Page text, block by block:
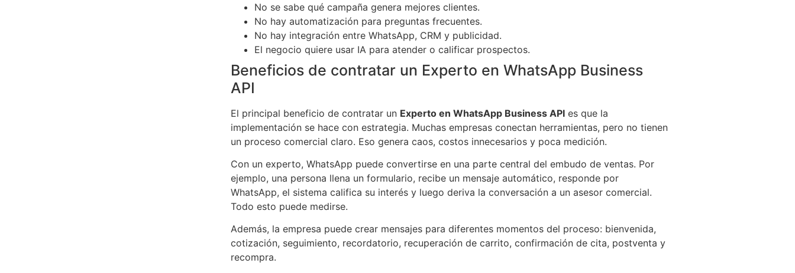
No se sabe qué campaña genera mejores clientes.
No hay automatización para preguntas frecuentes.
No hay integración entre WhatsApp, CRM y publicidad.
El negocio quiere usar IA para atender o calificar prospectos.
Beneficios de contratar un Experto en WhatsApp Business
API
El principal beneficio de contratar un Experto en WhatsApp Business APIes que la
implementación se hace con estrategia. Muchas empresas conectan herramientas, pero no tienen
un proceso comercial claro. Eso genera caos, costos innecesarios y poca medición.
Con un experto, WhatsApp puede convertirse en una parte central del embudo de ventas. Por
ejemplo, una persona llena un formulario, recibe un mensaje automático, responde por
WhatsApp, el sistema califica su interés y luego deriva la conversación a un asesor comercial.
Todo esto puede medirse.
Además, la empresa puede crear mensajes para diferentes momentos del proceso: bienvenida,
cotización, seguimiento, recordatorio, recuperación de carrito, confirmación de cita, postventa y
recompra.